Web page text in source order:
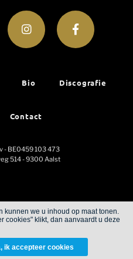
Bio Discografie
Contact
- BE0459 103 473
514 - 9300 Aalst
Privacy
ALWAYS AWAKE
kunnen we u inhoud op maat tonen.
cookies" klikt, dan aanvaardt u deze
ik accepteer cookies